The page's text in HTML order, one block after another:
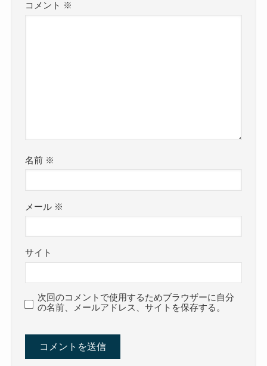
コメント ※
名前 ※
メール ※
サイト
次回のコメントで使用するためブラウザーに自分
の名前、メールアドレス、サイトを保存する。